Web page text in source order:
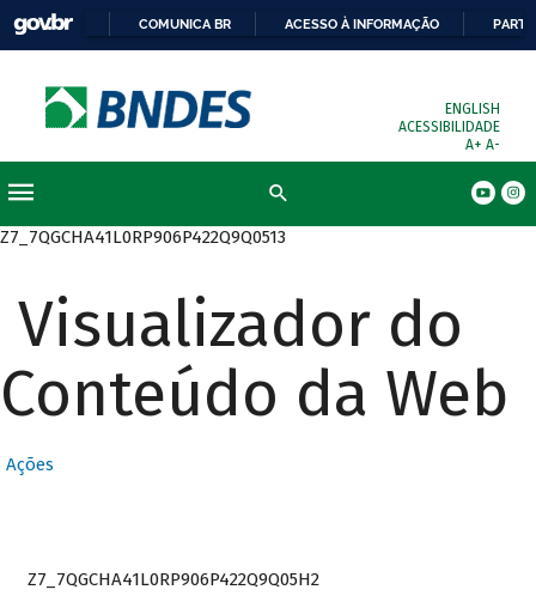
COMUNICA BR ACESSO À INFORMAÇÃO
ENGLISH
ACESSIBILIDADE
A+ A-
Z7_7QGCHA41L0RP906P422Q9Q0513
Visualizador do
Conteúdo da Web
Ações
Z7_7QGCHA41L0RP906P422Q9Q05H2